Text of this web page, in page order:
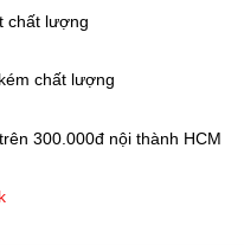
chất lượng
chất lượng
300.000đ nội thành HCM